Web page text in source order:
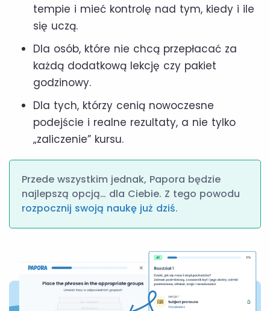
tempie i mieć kontrolę nad tym, kiedy i ile
się uczą.
Dla osób, które nie chcą przepłacać za
każdą dodatkową lekcję czy pakiet
godzinowy.
Dla tych, którzy cenią nowoczesne
podejście i realne rezultaty, a nie tylko
„zaliczenie” kursu.
Przede wszystkim jednak, Papora będzie
najlepszą opcją… dla Ciebie. Z tego powodu
rozpocznij swoją naukę już dziś.